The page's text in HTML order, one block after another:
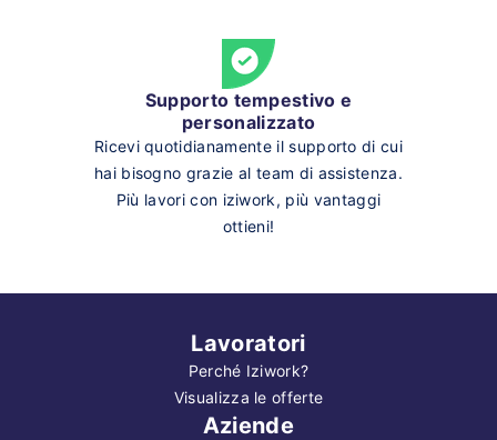
Supporto tempestivo e
personalizzato
Ricevi quotidianamente il supporto di cui
hai bisogno grazie al team di assistenza.
Più lavori con iziwork, più vantaggi
ottieni!
Lavoratori
Perché Iziwork?
Visualizza le offerte
Aziende